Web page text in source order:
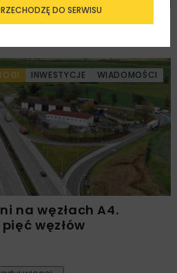
między Mirkowem
INWESTYCJE WIADOMOŚCI
na węzłach A4.
węzłów
DO SERWISU